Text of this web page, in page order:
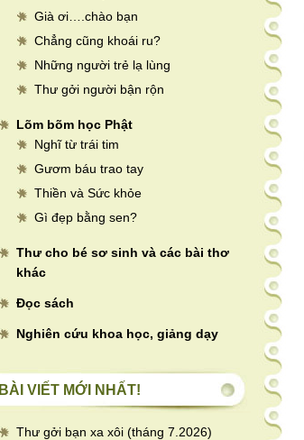
Già ơi….chào bạn
Chẳng cũng khoái ru?
Những người trẻ lạ lùng
Thư gởi người bận rộn
Lõm bõm học Phật
Nghĩ từ trái tim
Gươm báu trao tay
Thiền và Sức khỏe
Gì đẹp bằng sen?
Thư cho bé sơ sinh và các bài thơ
khác
Đọc sách
Nghiên cứu khoa học, giảng dạy
BÀI VIẾT MỚI NHẤT!
Thư gởi bạn xa xôi (tháng 7.2026)